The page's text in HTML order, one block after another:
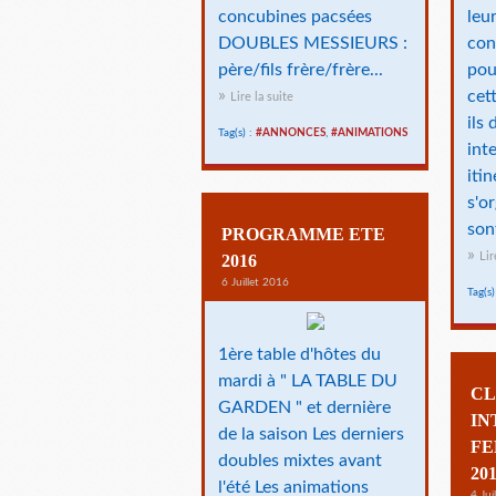
concubines pacsées
DOUBLES MESSIEURS :
père/fils frère/frère...
Lire la suite
Tag(s) : #ANNONCES, #ANIMATIONS
ils
PROGRAMME ETE
2016
6 Juillet 2016
1ère table d'hôtes du
mardi à " LA TABLE DU
GARDEN " et dernière
de la saison Les derniers
doubles mixtes avant
l'été Les animations